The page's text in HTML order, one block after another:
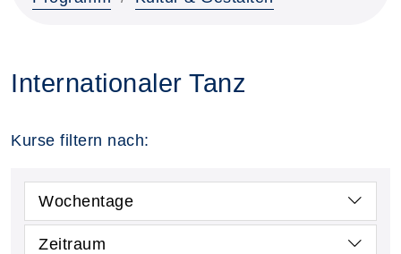
Internationaler Tanz
Kurse filtern nach:
Wochentage
Zeitraum